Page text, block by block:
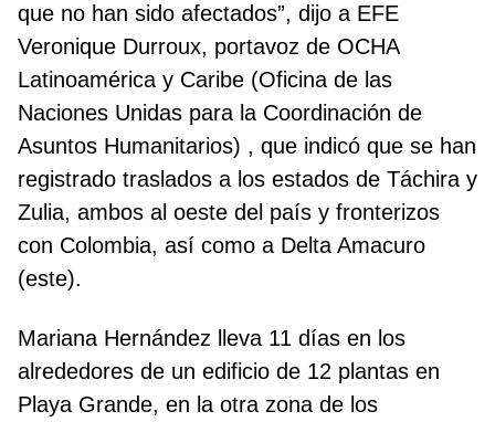
que no han sido afectados”, dijo a EFE
Veronique Durroux, portavoz de OCHA
Latinoamérica y Caribe (Oficina de las
Naciones Unidas para la Coordinación de
Asuntos Humanitarios) , que indicó que se han
registrado traslados a los estados de Táchira y
Zulia, ambos al oeste del país y fronterizos
con Colombia, así como a Delta Amacuro
(este).
Mariana Hernández lleva 11 días en los
alrededores de un edificio de 12 plantas en
Playa Grande, en la otra zona de los